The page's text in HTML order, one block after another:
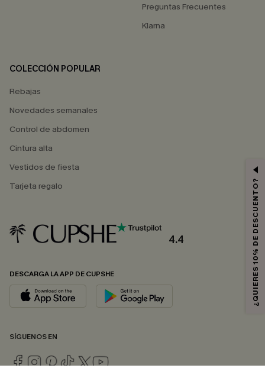
Preguntas Frecuentes
Klarna
COLECCIÓN POPULAR
Rebajas
Novedades semanales
Control de abdomen
Cintura alta
Vestidos de fiesta
Tarjeta regalo
4.4
DESCARGA LA APP DE CUPSHE
SÍGUENOS EN
¿QUIERES 10% DE DESCUENTO?